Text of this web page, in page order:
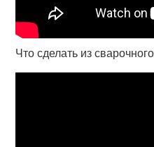
Что сделать из